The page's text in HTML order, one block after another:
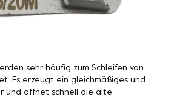
sehr häufig zum Schleifen von
Es erzeugt ein gleichmäßiges und
und öffnet schnell die alte